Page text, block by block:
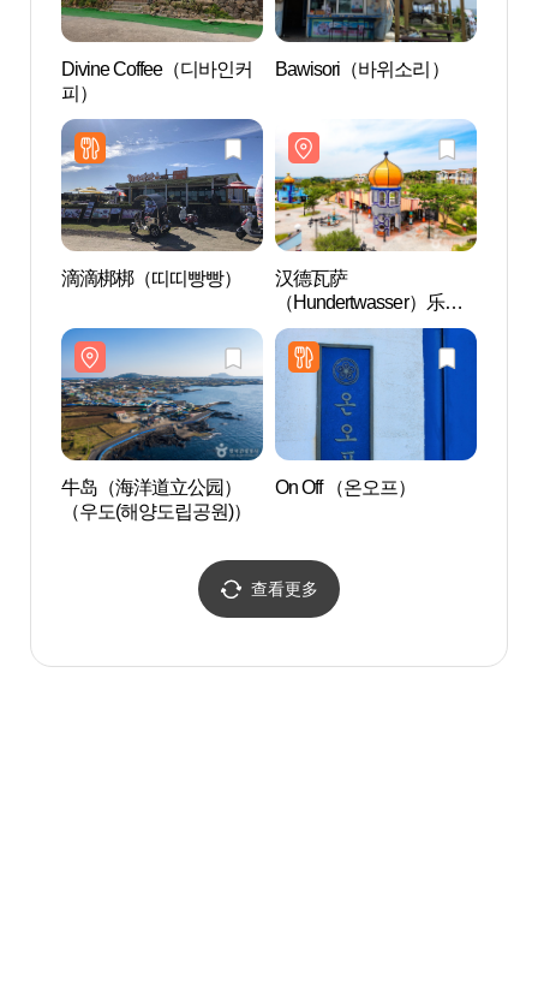
Divine Coffee（디바인커
피）
Bawisori（바위소리）
滴滴梆梆（띠띠빵빵）
汉德瓦萨
（Hundertwasser）乐园
（훈데르트바서파크）
牛岛（海洋道立公园）
（우도(해양도립공원)）
On Off （온오프）
查看更多